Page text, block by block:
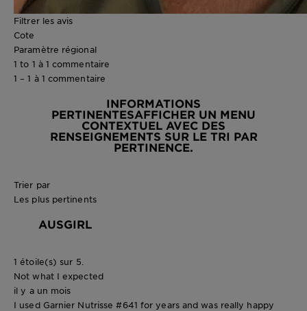
Filtrer les avis
Cote
Paramètre régional
1 to 1 à 1 commentaire
1 – 1 à 1 commentaire
INFORMATIONS
PERTINENTESAFFICHER UN MENU
CONTEXTUEL AVEC DES
RENSEIGNEMENTS SUR LE TRI PAR
PERTINENCE.
Trier par
Les plus pertinents
AUSGIRL
1 étoile(s) sur 5.
Not what I expected
il y a un mois
I used Garnier Nutrisse #641 for years and was really happy